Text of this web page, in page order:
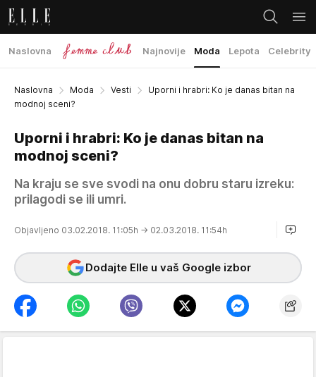
Naslovna Najnovije Moda Lepota Celebrity
Naslovna Moda Vesti
Uporni i hrabri: Ko je danas bitan na
modnoj sceni?
Uporni i hrabri: Ko je danas bitan na
modnoj sceni?
Na kraju se sve svodi na onu dobru staru izreku:
prilagodi se ili umri.
Objavljeno 03.02.2018. 11:05h → 02.03.2018. 11:54h
Dodajte Elle u vaš Google izbor